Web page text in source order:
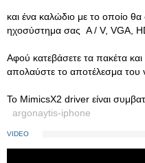
και ένα καλώδιο με το οποίο θα
ηχοσύστημα σας A / V, VGA,
Αφού κατεβάσετε τα πακέτα
απολαύστε το αποτέλεσμα του
Το MimicsX2 driver είναι
argonaytis-iphone
VIDEO